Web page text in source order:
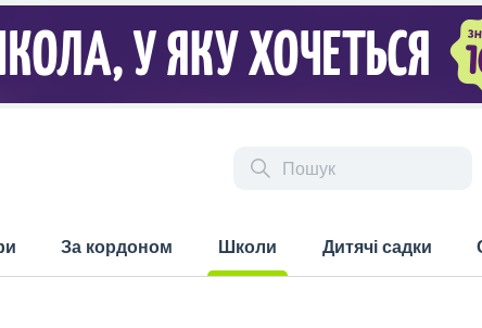
За кордоном
Школи
Дитячі садки